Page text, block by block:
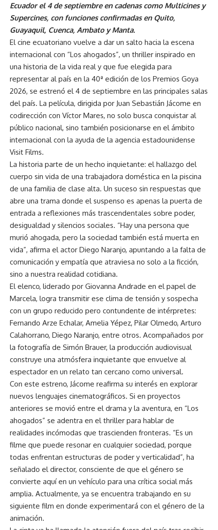
Ecuador el 4 de septiembre en cadenas como Multicines y
Supercines, con funciones confirmadas en Quito,
Guayaquil, Cuenca, Ambato y Manta.
El cine ecuatoriano vuelve a dar un salto hacia la escena
internacional con “Los ahogados”, un thriller inspirado en
una historia de la vida real y que fue elegida para
representar al país en la 40ª edición de los Premios Goya
2026, se estrenó el 4 de septiembre en las principales salas
del país. La película, dirigida por Juan Sebastián Jácome en
codirección con Víctor Mares, no solo busca conquistar al
público nacional, sino también posicionarse en el ámbito
internacional con la ayuda de la agencia estadounidense
Visit Films.
La historia parte de un hecho inquietante: el hallazgo del
cuerpo sin vida de una trabajadora doméstica en la piscina
de una familia de clase alta. Un suceso sin respuestas que
abre una trama donde el suspenso es apenas la puerta de
entrada a reflexiones más trascendentales sobre poder,
desigualdad y silencios sociales. “Hay una persona que
murió ahogada, pero la sociedad también está muerta en
vida”, afirma el actor Diego Naranjo, apuntando a la falta de
comunicación y empatía que atraviesa no solo a la ficción,
sino a nuestra realidad cotidiana.
El elenco, liderado por Giovanna Andrade en el papel de
Marcela, logra transmitir ese clima de tensión y sospecha
con un grupo reducido pero contundente de intérpretes:
Fernando Arze Echalar, Amelia Yépez, Pilar Olmedo, Arturo
Calahorrano, Diego Naranjo, entre otros. Acompañados por
la fotografía de Simón Brauer, la producción audiovisual
construye una atmósfera inquietante que envuelve al
espectador en un relato tan cercano como universal.
Con este estreno, Jácome reafirma su interés en explorar
nuevos lenguajes cinematográficos. Si en proyectos
anteriores se movió entre el drama y la aventura, en “Los
ahogados” se adentra en el thriller para hablar de
realidades incómodas que trascienden fronteras. “Es un
filme que puede resonar en cualquier sociedad, porque
todas enfrentan estructuras de poder y verticalidad”, ha
señalado el director, consciente de que el género se
convierte aquí en un vehículo para una crítica social más
amplia. Actualmente, ya se encuentra trabajando en su
siguiente film en donde experimentará con el género de la
animación.